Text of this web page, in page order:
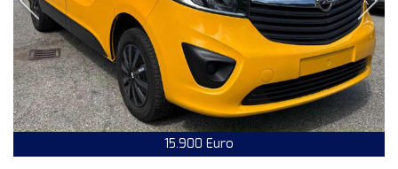
15.900 Euro